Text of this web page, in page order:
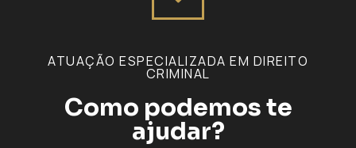
ATUAÇÃO ESPECIALIZADA EM DIREITO
CRIMINAL
Como podemos te
ajudar?